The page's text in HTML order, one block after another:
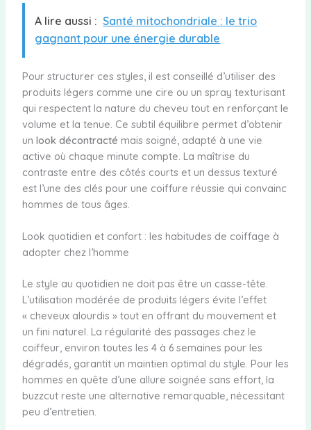
A lire aussi : Santé mitochondriale : le trio
gagnant pour une énergie durable
Pour structurer ces styles, il est conseillé d’utiliser des
produits légers comme une cire ou un spray texturisant
qui respectent la nature du cheveu tout en renforçant le
volume et la tenue. Ce subtil équilibre permet d’obtenir
un look décontracté mais soigné, adapté à une vie
active où chaque minute compte. La maîtrise du
contraste entre des côtés courts et un dessus texturé
est l’une des clés pour une coiffure réussie qui convainc
hommes de tous âges.
Look quotidien et confort : les habitudes de coiffage à
adopter chez l’homme
Le style au quotidien ne doit pas être un casse-tête.
L’utilisation modérée de produits légers évite l’effet
« cheveux alourdis » tout en offrant du mouvement et
un fini naturel. La régularité des passages chez le
coiffeur, environ toutes les 4 à 6 semaines pour les
dégradés, garantit un maintien optimal du style. Pour les
hommes en quête d’une allure soignée sans effort, la
buzzcut reste une alternative remarquable, nécessitant
peu d’entretien.